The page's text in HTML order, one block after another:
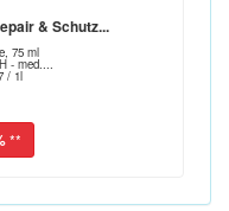
& Schutz...
75 ml
- med....
/ 1l
**